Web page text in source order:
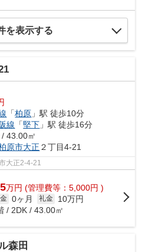
を表示する
「柏原 」駅 徒歩10分
線 「堅下 」駅 徒歩16分
43.00㎡
原市大正 ２丁目4-21
大正2-4-21
万円 (管理費等：5,000円 )
0ヶ月 礼金
10万円
/ 2DK / 43.00㎡
森田